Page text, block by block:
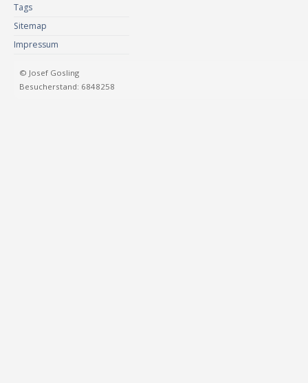
Tags
Sitemap
Impressum
© Josef Gosling
Besucherstand: 6848258